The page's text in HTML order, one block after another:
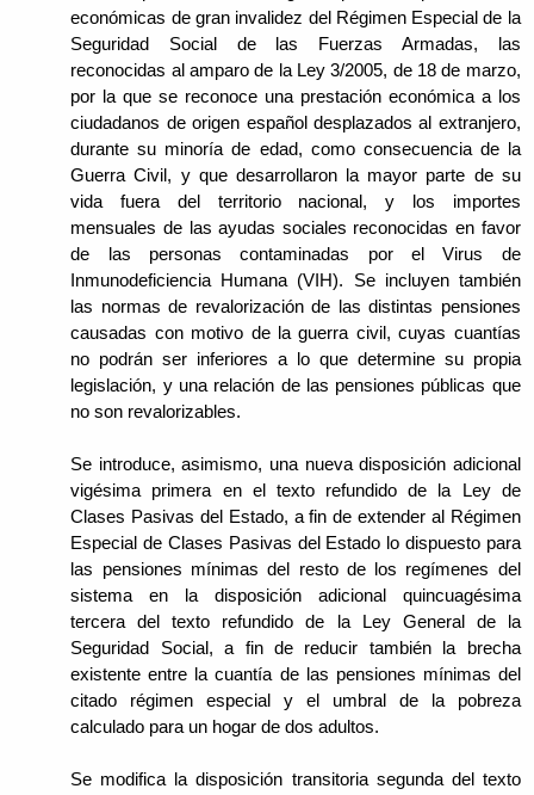
económicas de gran invalidez del Régimen Especial de la
Seguridad Social de las Fuerzas Armadas, las
reconocidas al amparo de la Ley 3/2005, de 18 de marzo,
por la que se reconoce una prestación económica a los
ciudadanos de origen español desplazados al extranjero,
durante su minoría de edad, como consecuencia de la
Guerra Civil, y que desarrollaron la mayor parte de su
vida fuera del territorio nacional, y los importes
mensuales de las ayudas sociales reconocidas en favor
de las personas contaminadas por el Virus de
Inmunodeficiencia Humana (VIH). Se incluyen también
las normas de revalorización de las distintas pensiones
causadas con motivo de la guerra civil, cuyas cuantías
no podrán ser inferiores a lo que determine su propia
legislación, y una relación de las pensiones públicas que
no son revalorizables.
Se introduce, asimismo, una nueva disposición adicional
vigésima primera en el texto refundido de la Ley de
Clases Pasivas del Estado, a fin de extender al Régimen
Especial de Clases Pasivas del Estado lo dispuesto para
las pensiones mínimas del resto de los regímenes del
sistema en la disposición adicional quincuagésima
tercera del texto refundido de la Ley General de la
Seguridad Social, a fin de reducir también la brecha
existente entre la cuantía de las pensiones mínimas del
citado régimen especial y el umbral de la pobreza
calculado para un hogar de dos adultos.
Se modifica la disposición transitoria segunda del texto